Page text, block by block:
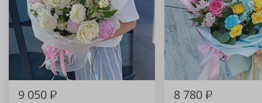
9 050₽ 8 780₽